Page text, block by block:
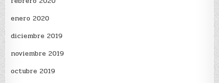
enero 2020
diciembre 2019
noviembre 2019
octubre 2019